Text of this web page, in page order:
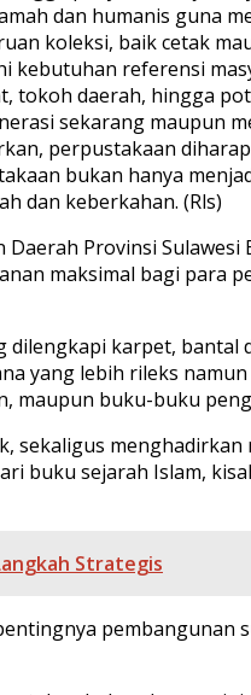
dan humanis guna
koleksi, baik cetak
referensi
daerah, hingga
sekarang maupun
perpustakaan
bukan hanya
dan keberkahan. (Rls)
Provinsi
maksimal bagi para
karpet, bantal
yang lebih rileks
maupun buku-buku
sekaligus
buku sejarah Islam,
Strategis